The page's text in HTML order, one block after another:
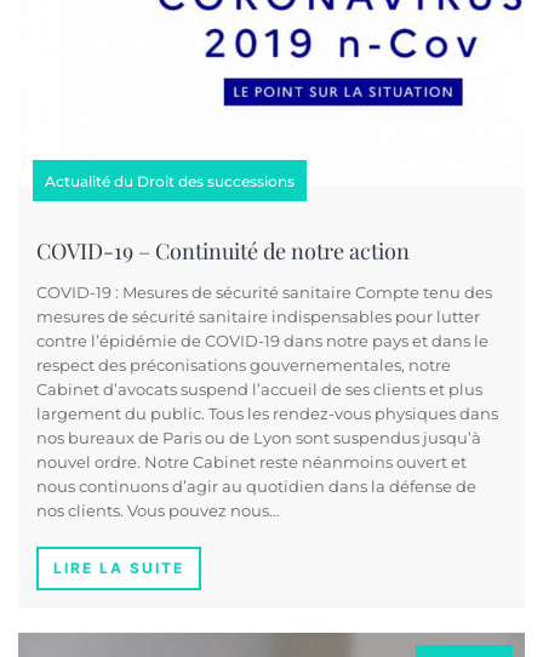
Actualité du Droit des successions
COVID-19 – Continuité de notre action
COVID-19 : Mesures de sécurité sanitaire Compte tenu des
mesures de sécurité sanitaire indispensables pour lutter
contre l’épidémie de COVID-19 dans notre pays et dans le
respect des préconisations gouvernementales, notre
Cabinet d’avocats suspend l’accueil de ses clients et plus
largement du public. Tous les rendez-vous physiques dans
nos bureaux de Paris ou de Lyon sont suspendus jusqu’à
nouvel ordre. Notre Cabinet reste néanmoins ouvert et
nous continuons d’agir au quotidien dans la défense de
nos clients. Vous pouvez nous…
LIRE LA SUITE